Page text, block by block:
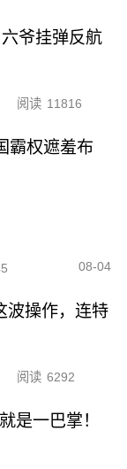
六爷挂弹反航
阅读 11816
霸权遮羞布
08-04
波操作，连特
阅读 6292
是一巴掌！